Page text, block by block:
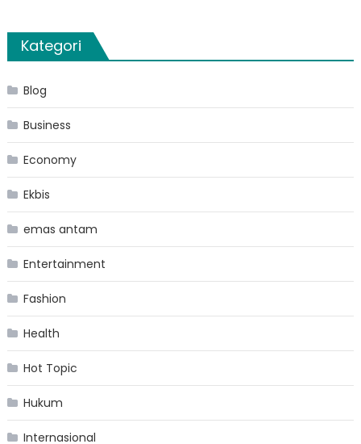
Kategori
Blog
Business
Economy
Ekbis
emas antam
Entertainment
Fashion
Health
Hot Topic
Hukum
Internasional